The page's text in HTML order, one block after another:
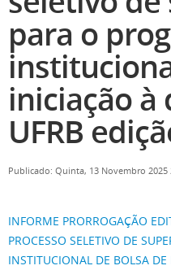
para o
iniciação à
UFRB
Publicado: Quinta, 13 Novembro 2025
INFORME PRORROGAÇÃO
PROCESSO SELETIVO DE
INSTITUCIONAL DE BOLSA